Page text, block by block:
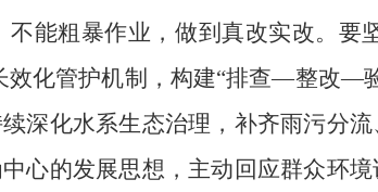
能粗暴作业，做到真改实改。要
效化管护机制，构建“排查—整改—
深化水系生态治理，补齐雨污分
心的发展思想，主动回应群众环